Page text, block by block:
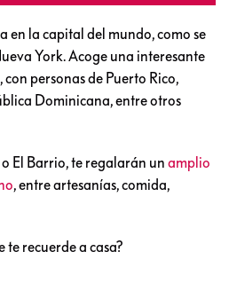
en la capital del mundo, como se
York. Acoge una interesante
personas de Puerto Rico,
Dominicana, entre otros
o El Barrio, te regalarán un amplio
, entre artesanías, comida,
te recuerde a casa?